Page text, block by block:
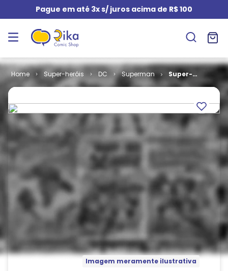
Pague em até 3x s/ juros acima de R$ 100
Super-heróis DC Superman
Super-
Homem - 1ª
Imagem meramente ilustrativa